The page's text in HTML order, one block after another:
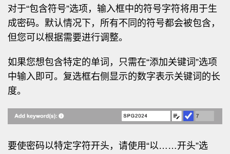
对于“包含符号”选项，输入框中的符号字符将用于生
成密码。默认情况下，所有不同的符号都会被包含，
但您可以根据需要进行调整。
如果您想包含特定的单词，只需在“添加关键词”选项
中输入即可。复选框右侧显示的数字表示关键词的长
度。
要使密码以特定字符开头，请使用“以……开头”选